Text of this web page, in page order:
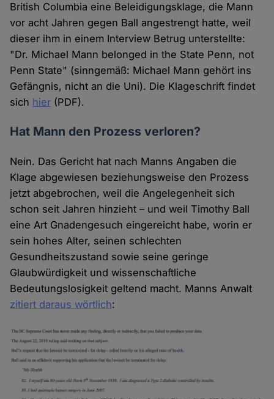
British Columbia eine Beleidigungsklage, die Mann
vor acht Jahren gegen Ball angestrengt hatte, weil
dieser ihm in einem Interview Betrug unterstellte:
"Dr. Michael Mann belonged in the State Penn, not
Penn State" (sinngemäß: Michael Mann gehört ins
Gefängnis, nicht an die Uni). Die Klageschrift findet
sich hier (PDF).
Hat Mann den Prozess verloren?
Nein. Das Gericht hat nach Manns Angaben die
Klage abgewiesen beziehungsweise den Prozess
jetzt abgebrochen, weil die Angelegenheit sich
schon seit Jahren hinzieht – und weil Timothy Ball
eine Art Gnadengesuch eingereicht habe, worin er
sein hohes Alter, seinen schlechten
Gesundheitszustand sowie seine geringe
Glaubwürdigkeit und wissenschaftliche
Bedeutungslosigkeit geltend macht. Manns Anwalt
zitiert daraus wörtlich: